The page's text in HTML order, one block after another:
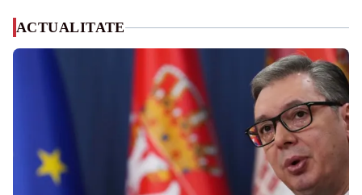
ACTUALITATE